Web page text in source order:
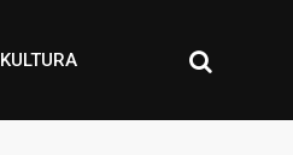
KULTURA